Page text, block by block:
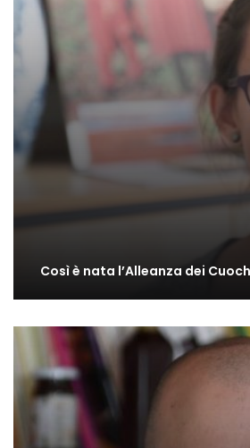
Così è nata l’Alleanza dei